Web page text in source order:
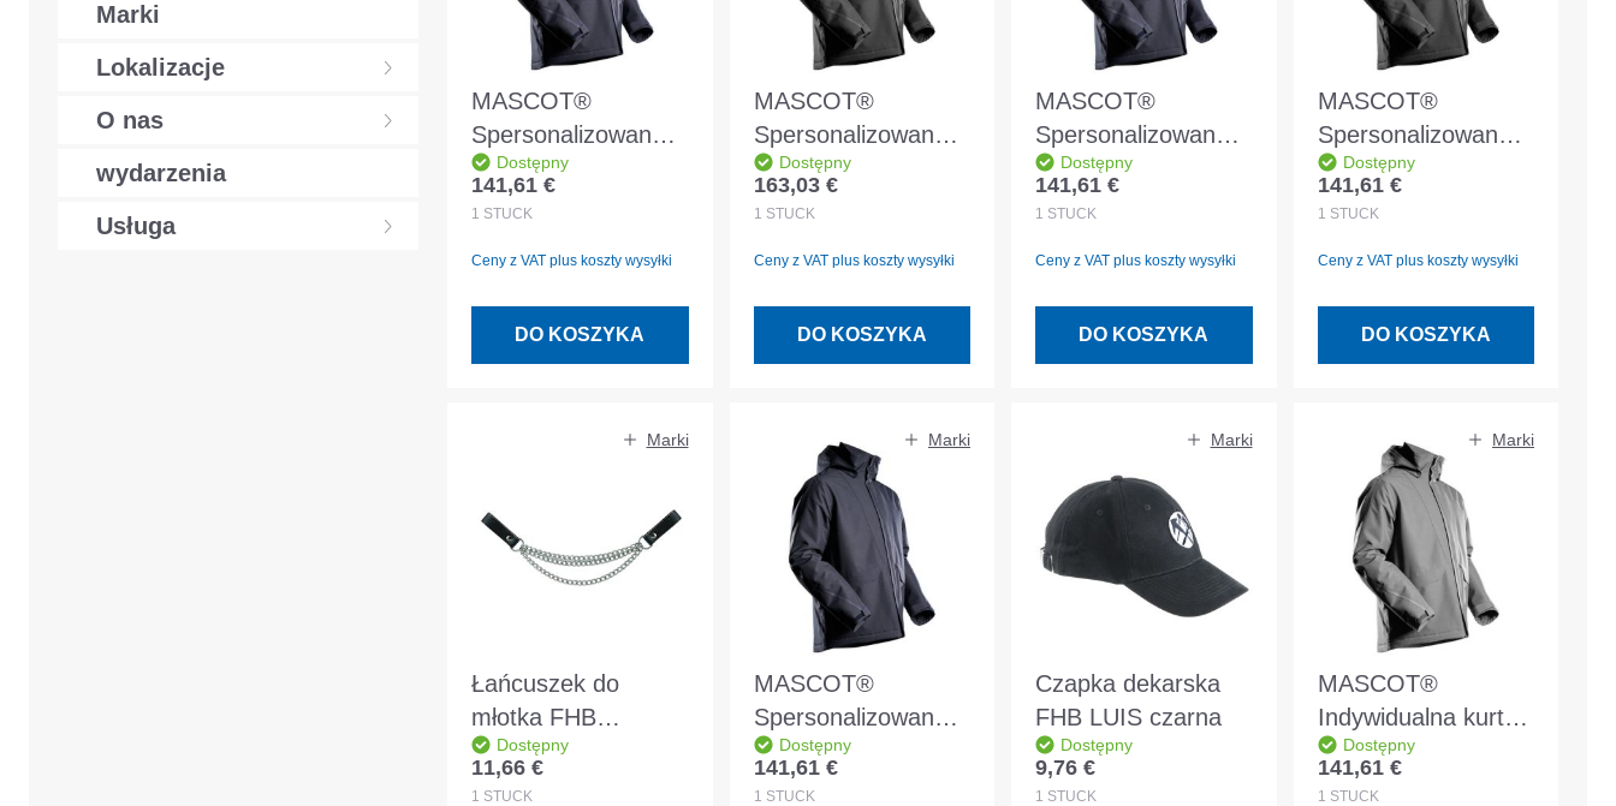
Marki
Lokalizacje
O nas
wydarzenia
Usługa
MASCOT®
Spersonalizowana
kurtka zimowa
CLIMASCOT®
niebieska rozmiar
2XL
Dostępny
Cena regularna:
141,61 €
1 STÜCK
Ceny z VAT plus koszty wysyłki
DO KOSZYKA
MASCOT®
Spersonalizowana
kurtka zimowa
CLIMASCOT®
rozmiar 3XL
Dostępny
Cena regularna:
163,03 €
1 STÜCK
Ceny z VAT plus koszty wysyłki
DO KOSZYKA
MASCOT®
Spersonalizowana
kurtka zimowa
CLIMASCOT®
niebieska rozmiar L
Dostępny
Cena regularna:
141,61 €
1 STÜCK
Ceny z VAT plus koszty wysyłki
DO KOSZYKA
MASCOT®
Spersonalizowana
kurtka zimowa
CLIMASCOT®
rozmiar 2XL
Dostępny
Cena regularna:
141,61 €
1 STÜCK
Ceny z VAT plus koszty wysyłki
DO KOSZYKA
Marki
Łańcuszek do
młotka FHB
JASPER srebrny
Dostępny
Cena regularna:
11,66 €
1 STÜCK
Marki
MASCOT®
Spersonalizowana
kurtka zimowa
CLIMASCOT®
Dostępny
Cena regularna:
141,61 €
1 STÜCK
Marki
Czapka dekarska
FHB LUIS czarna
Dostępny
Cena regularna:
9,76 €
1 STÜCK
Marki
MASCOT®
Indywidualna kurtka
zimowa
CLIMASCOT®
Dostępny
Cena regularna:
141,61 €
1 STÜCK